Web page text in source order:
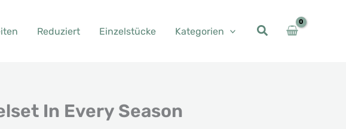
Reduziert Einzelstücke Kategorien
In Every Season